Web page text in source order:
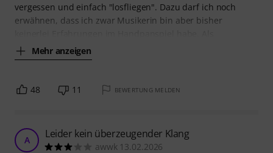
vergessen und einfach "losfliegen". Dazu darf ich noch
erwähnen, dass ich zwar Musikerin bin aber bisher
Mehr anzeigen
48 11 BEWERTUNG MELDEN
A Leider kein überzeugender Klang
awwk 13.02.2026